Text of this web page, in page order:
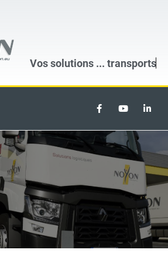
Vos solutions ... transports